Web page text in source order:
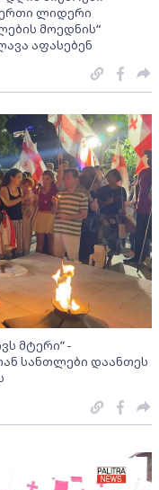
ლიდერი
მოედნის“
აფასებენ
მტერი” -
სანთლები დაანთეს